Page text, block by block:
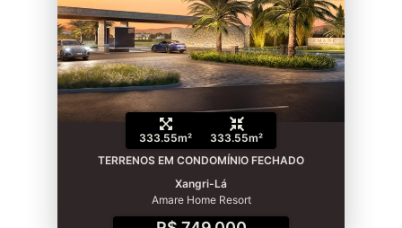
333.55m²
333.55m²
TERRENOS EM CONDOMÍNIO FECHADO
Xangri-Lá
Amare Home Resort